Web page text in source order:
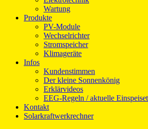
Wartung
Produkte
PV-Module
Wechselrichter
Stromspeicher
Klimageräte
Infos
Kundenstimmen
Der kleine Sonnenkönig
Erklärvideos
EEG-Regeln / aktuelle
Kontakt
Solarkraftwerkrechner